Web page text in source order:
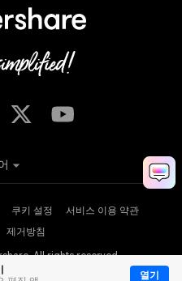
열기
쿠키 설정
서비스 이용 약관
제거방침
All rights reserved.